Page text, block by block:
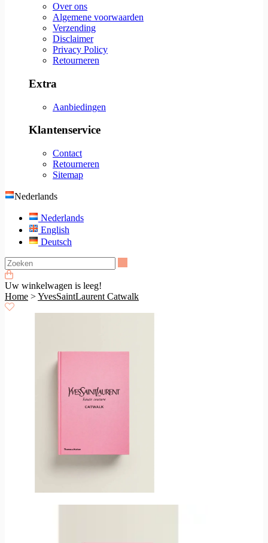
Over ons
Algemene voorwaarden
Verzending
Disclaimer
Privacy Policy
Retourneren
Extra
Aanbiedingen
Klantenservice
Contact
Retourneren
Sitemap
Nederlands
Nederlands
English
Deutsch
Uw winkelwagen is leeg!
Home >YvesSaintLaurent Catwalk